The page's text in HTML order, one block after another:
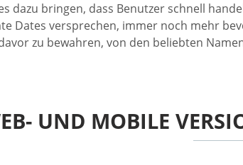
dazu bringen, dass Benutzer schnell
Dates versprechen, immer noch mehr
zu bewahren, von den beliebten
UND MOBILE